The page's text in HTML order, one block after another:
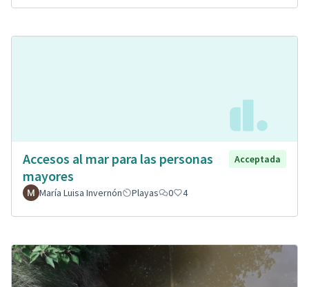
Accesos al mar para las personas
mayores
Acceptada
María Luisa Invernón Playas 0 4